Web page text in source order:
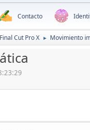
Contacto
Final Cut Pro X ► Movimiento